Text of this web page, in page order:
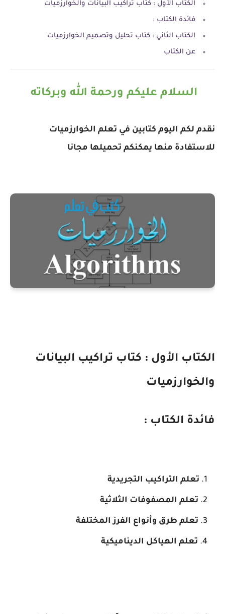
الكتاب الأول : كتاب تراكيب البيانات والخوارزميات
فائدة الكتاب :
الكتاب الثاني : كتاب تحليل وتصميم الخوارزميات
عن الكتاب
السلام عليكم ورحمة الله وبركاته
نقدم لكم اليوم كتابين في تعلم الخوارزميات
للاستفادة منها يمكنكم تحميلها مجانا
الكتاب الأول : كتاب تراكيب البيانات
والخوارزميات
فائدة الكتاب :
تعلم التراكيب التجريدية
تعلم المصفوفات الثلاثية
تعلم طرق وأنواع الفرز المختلفة
تعلم الهياكل الديناميكية